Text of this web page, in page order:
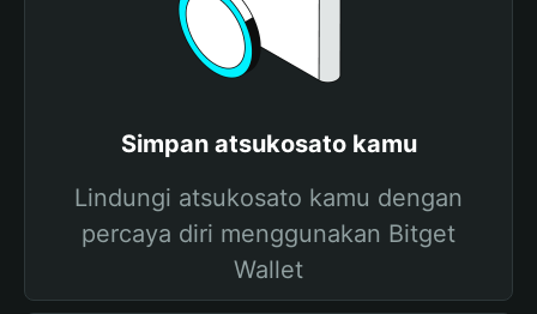
Simpan atsukosato kamu
Lindungi atsukosato kamu dengan
percaya diri menggunakan Bitget
Wallet